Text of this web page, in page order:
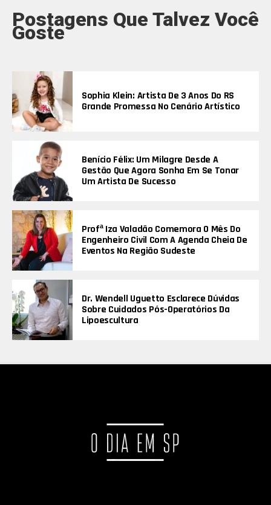
Postagens Que Talvez Você
Goste
Sophia Klein: Artista De 3 Anos Do RS
Grande Promessa No Cenário Artístico
Benício Félix: Um Milagre Desde A
Gestão Que Agora Sonha Em Se Tonar
Um Artista De Sucesso
Profª Iza Valadão Comemora O Mês Do
Engenheiro Civil Com A Agenda Cheia De
Eventos Na Região Sudeste
Dr. Wendell Uguetto Esclarece Dúvidas
Sobre Cuidados Pós-Operatórios Da
Lipoescultura